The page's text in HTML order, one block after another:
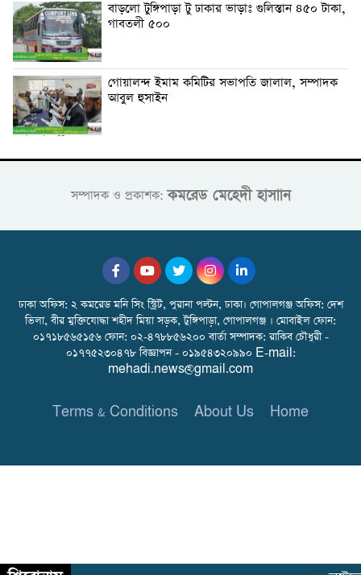
বাড়লো টুঙ্গিপাড়া টু ঢাকার ভাড়াঃ গুলিস্তান ৪৫০ টাকা,
গাবতলী ৫০০
গোয়ালন্দ ইমাম কমিটির সভাপতি জালাল, সম্পাদক
আবুল হুসাইন
সম্পাদক ও প্রকাশক:কমরেড মেহেদী হাসাান
ঢাকা অফিস: ২ কমরেড মনি সিং স্ট্রিট, পুরানা পল্টন, ঢাকা। গোপালগঞ্জ অফিস: দেশ
ভিলা, বীর মুক্তিযোদ্ধা শহীদ মিয়া সড়ক, টুঙ্গিপাড়া, গোপালগঞ্জ । মোবাইল ফোন:
০১৭১৮৫৬৫১৫৬ ফোন: ০২-৪৭৮৮৫৬২০০ বার্তা সম্পাদক: রাকিব চৌধুরী -
০১৭৭৫২৩০৪৭৮ বিজ্ঞাপন - ০১৯৫৪৩২০৯৯০ E-mail:
mehadi.news@gmail.com
Terms & Conditions About Us Home